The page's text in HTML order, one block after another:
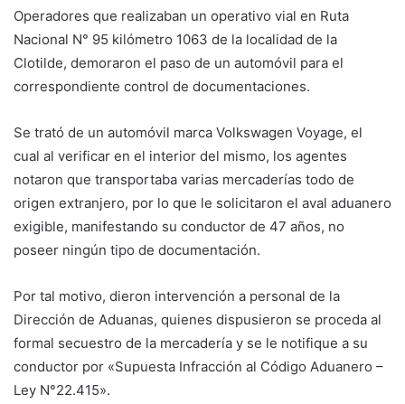
Operadores que realizaban un operativo vial en Ruta
Nacional N° 95 kilómetro 1063 de la localidad de la
Clotilde, demoraron el paso de un automóvil para el
correspondiente control de documentaciones.
Se trató de un automóvil marca Volkswagen Voyage, el
cual al verificar en el interior del mismo, los agentes
notaron que transportaba varias mercaderías todo de
origen extranjero, por lo que le solicitaron el aval aduanero
exigible, manifestando su conductor de 47 años, no
poseer ningún tipo de documentación.
Por tal motivo, dieron intervención a personal de la
Dirección de Aduanas, quienes dispusieron se proceda al
formal secuestro de la mercadería y se le notifique a su
conductor por «Supuesta Infracción al Código Aduanero –
Ley N°22.415».